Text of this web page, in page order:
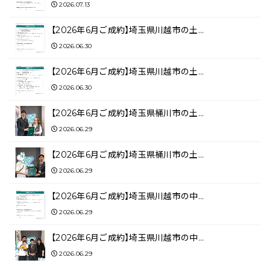
2026.07.13
【2026年6月ご成約】埼玉県川越市の土…
2026.06.30
【2026年6月ご成約】埼玉県川越市の土…
2026.06.30
【2026年6月ご成約】埼玉県桶川市の土…
2026.06.29
【2026年6月ご成約】埼玉県桶川市の土…
2026.06.29
【2026年6月ご成約】埼玉県川越市の中…
2026.06.29
【2026年6月ご成約】埼玉県川越市の中…
2026.06.29